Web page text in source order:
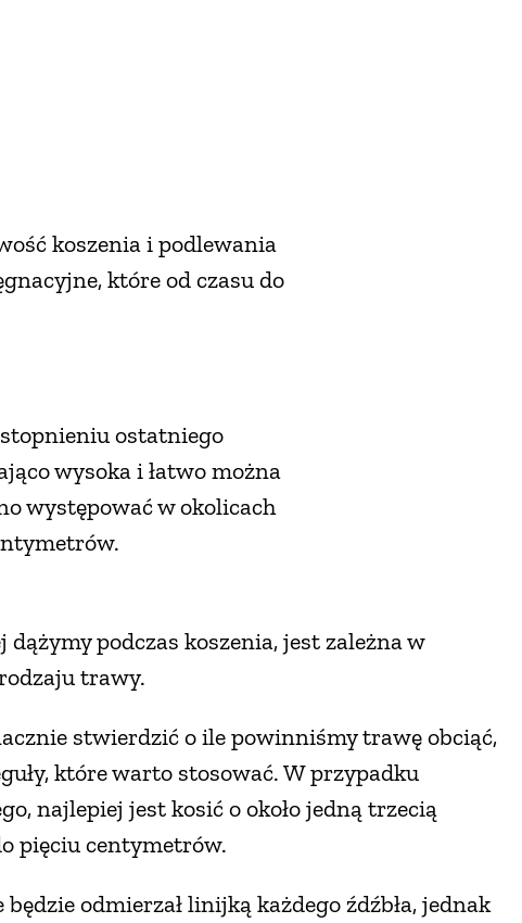
koszenia i podlewania
które od czasu do
ostatniego
wysoka i łatwo można
występować w okolicach
dążymy podczas koszenia, jest zależna w
trawy.
stwierdzić o ile powinniśmy trawę obciąć,
które warto stosować. W przypadku
najlepiej jest kosić o około jedną trzecią
pięciu centymetrów.
odmierzał linijką każdego źdźbła, jednak